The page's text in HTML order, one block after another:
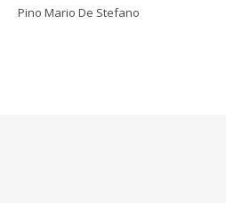
Pino Mario De Stefano